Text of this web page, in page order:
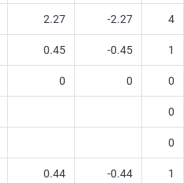
2.27 -2.27 4
0.45 -0.45 1
0 0 0
0
0
0.44 -0.44 1